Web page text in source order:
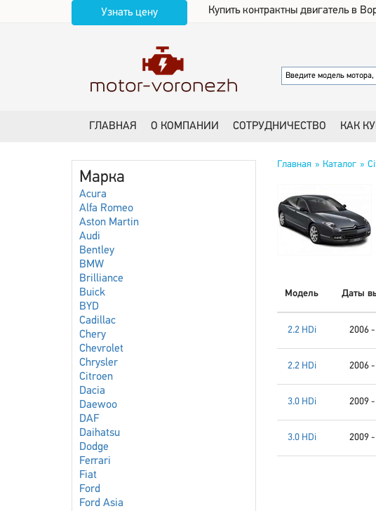
Узнать цену Купить контрактны двигатель в
ГЛАВНАЯ О КОМПАНИИ СОТРУДНИЧЕСТВО КАК
Марка
Acura
Alfa Romeo
Aston Martin
Audi
Bentley
BMW
Brilliance
Buick
BYD
Cadillac
Chery
Chevrolet
Chrysler
Citroen
Dacia
Daewoo
DAF
Daihatsu
Dodge
Ferrari
Fiat
Ford
Ford Asia
Главная Каталог
Модель Даты
2.2 HDi 2006
2.2 HDi 2006
3.0 HDi 2009
3.0 HDi 2009